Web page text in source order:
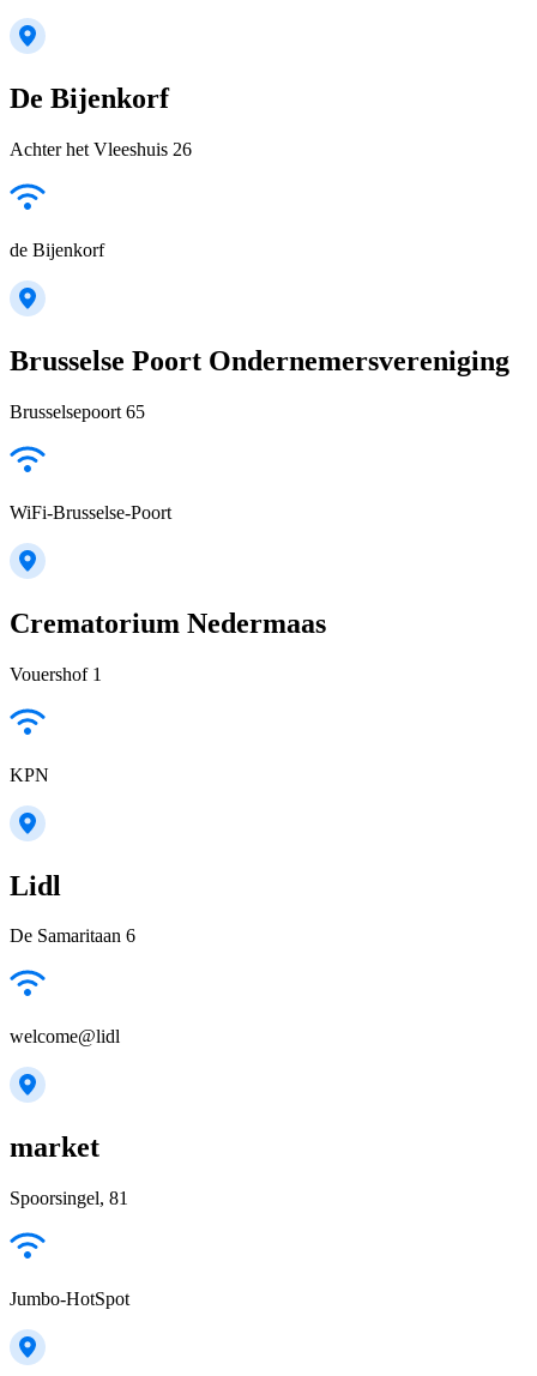
De Bijenkorf
Achter het Vleeshuis 26
de Bijenkorf
Brusselse Poort Ondernemersvereniging
Brusselsepoort 65
WiFi-Brusselse-Poort
Crematorium Nedermaas
Vouershof 1
KPN
Lidl
De Samaritaan 6
welcome@lidl
market
Spoorsingel, 81
Jumbo-HotSpot